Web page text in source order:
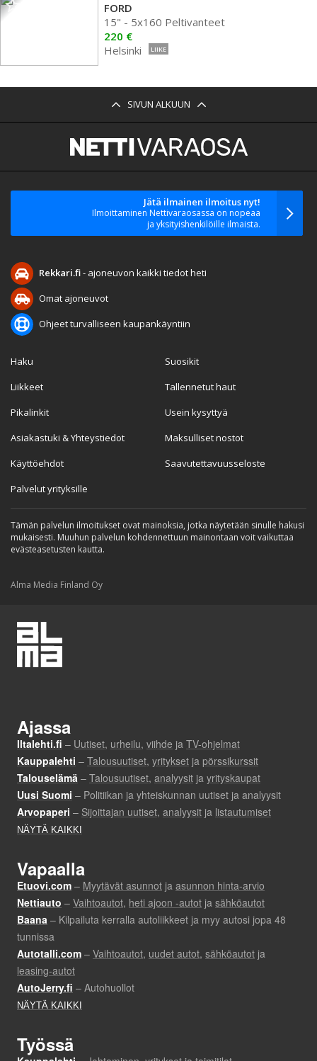
FORD
15" - 5x160 Peltivanteet
220 €
Helsinki
LIIKE
SIVUN ALKUUN
Jätä ilmainen ilmoitus nyt!
Ilmoittaminen Nettivaraosassa on nopeaa
ja yksityishenkilöille ilmaista.
Rekkari.fi- ajoneuvon kaikki tiedot heti
Omat ajoneuvot
Ohjeet turvalliseen kaupankäyntiin
Haku
Liikkeet
Pikalinkit
Asiakastuki & Yhteystiedot
Käyttöehdot
Palvelut yrityksille
Suosikit
Tallennetut haut
Usein kysyttyä
Maksulliset nostot
Saavutettavuusseloste
Tämän palvelun ilmoitukset ovat mainoksia, jotka näytetään sinulle hakusi
mukaisesti. Muuhun palvelun kohdennettuun mainontaan voit vaikuttaa
evästeasetusten kautta.
Alma Media Finland Oy